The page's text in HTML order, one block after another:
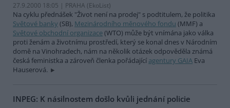
27.9.2000 18:05 | PRAHA (EkoList)
Na cyklu přednášek "Život není na prodej" s podtitulem, že politika
Světové banky (SB), Mezinárodního měnového fondu (MMF) a
Světové obchodní organizace(WTO) může být vnímána jako válka
proti ženám a životnímu prostředí, který se konal dnes v Národním
domě na Vinohradech, nám na několik otázek odpověděla známá
česká feministka a zároveň členka pořádající agentury GAIA Eva
Hauserová.
INPEG: K násilnostem došlo kvůli jednání policie